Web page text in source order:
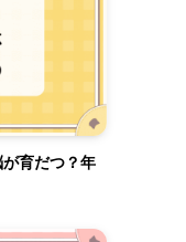
が育だつ？年